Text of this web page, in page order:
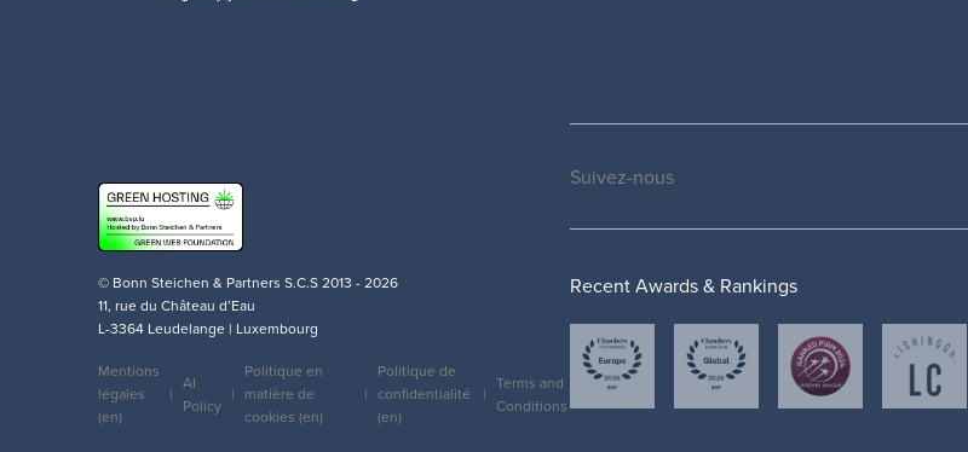
© Bonn Steichen & Partners S.C.S 2013 - 2026
11, rue du Château d’Eau
L-3364 Leudelange | Luxembourg
Legal
Mentions
légales
(en)
AI
Policy
Politique en
matière de
cookies (en)
Politique de
confidentialité
(en)
Terms and
Conditions
Social
Suivez-nous
Recent Awards & Rankings